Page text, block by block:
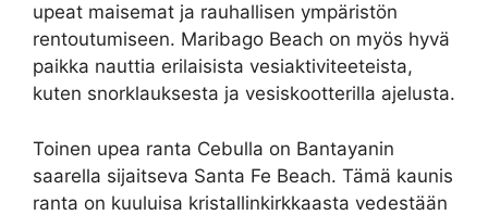
upeat maisemat ja rauhallisen ympäristön
rentoutumiseen. Maribago Beach on myös hyvä
paikka nauttia erilaisista vesiaktiviteeteista,
kuten snorklauksesta ja vesiskootterilla ajelusta.
Toinen upea ranta Cebulla on Bantayanin
saarella sijaitseva Santa Fe Beach. Tämä kaunis
ranta on kuuluisa kristallinkirkkaasta vedestään